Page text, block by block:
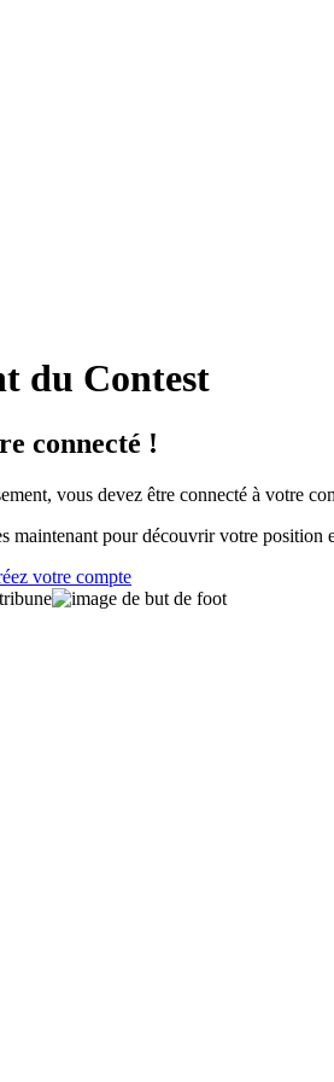
du Contest
connecté !
vous devez être connecté à votre
maintenant pour découvrir votre position
votre compte